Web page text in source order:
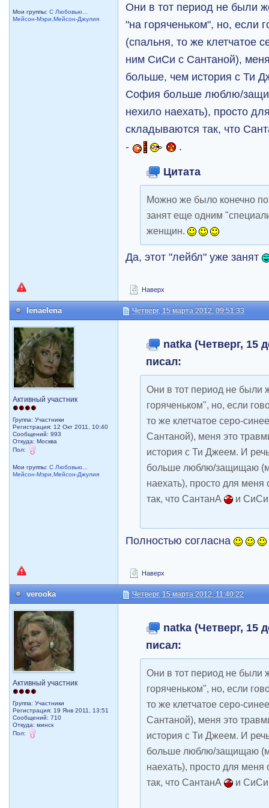
Мои группы:С Любовью...
Мейсон-Мэри,Мейсон-Джулия
Они в тот период не были
"на горяченьком", но, если
(спальня, то же клетчатое
ним СиСи с Сантаной),
больше, чем история с Ти
София больше люблю/
нехило наехать), просто
складываются так, что
-
.
Цитата
Можно же было конечно
занят еще одним
женщин.
Да, этот "лейбл" уже занят
Наверх
lenaelena Четверг, 15 марта 2012, 09:51:33
Активный участник
Группа: Участники
Регистрация: 12 Окт 2011, 10:40
Сообщений: 993
Откуда: Москва
Пол:
Мои группы:С Любовью...
Мейсон-Мэри,Мейсон-Джулия
natka (Четверг, 15
писал:
Они в тот период не были
горяченьком", но, если
то же клетчатое серо-
Сантаной), меня это
история с Ти Джеем. И
больше люблю/защищаю
наехать), просто для меня
так, что СантанА
и СиСи
Полностью согласна
Наверх
verooka Четверг, 15 марта 2012, 11:40:22
Активный участник
Группа: Участники
Регистрация: 19 Янв 2011, 13:51
Сообщений: 710
Откуда: минск
Пол:
natka (Четверг, 15
писал:
Они в тот период не были
горяченьком", но, если
то же клетчатое серо-
Сантаной), меня это
история с Ти Джеем. И
больше люблю/защищаю
наехать), просто для меня
так, что СантанА
и СиСи